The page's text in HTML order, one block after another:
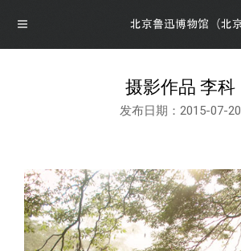
概况
博物馆介绍
资讯
摄影作品 李科
发布日期：2015-07-20